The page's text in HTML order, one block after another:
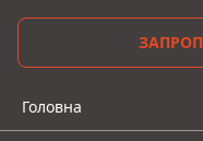
Головна